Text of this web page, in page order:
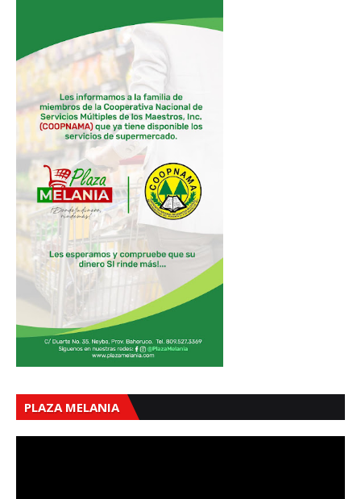
PLAZA MELANIA